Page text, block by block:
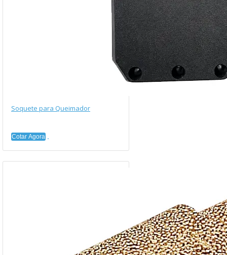
Soquete para Queimador
Cotar Agora